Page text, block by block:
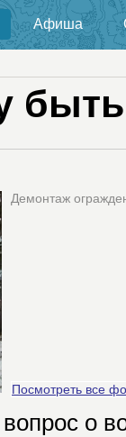
Афиша
Демонтаж
Посмотреть все
о